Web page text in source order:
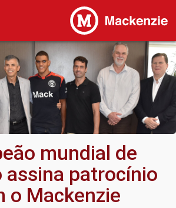
mundial de
assina patrocínio
o Mackenzie